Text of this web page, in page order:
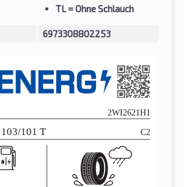
TL= Ohne Schlauch
6973308802253